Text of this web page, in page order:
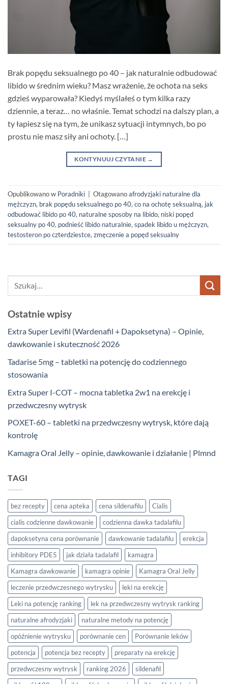
Brak popędu seksualnego po 40 – jak naturalnie odbudować
libido w średnim wieku? Masz wrażenie, że ochota na seks
gdzieś wyparowała? Kiedyś myślałeś o tym kilka razy
dziennie, a teraz… no właśnie. Temat schodzi na dalszy plan, a
ty łapiesz się na tym, że unikasz sytuacji intymnych, bo po
prostu nie masz siły ani ochoty. […]
KONTYNUUJ CZYTANIE →
Opublikowano w Poradniki Otagowanoafrodyzjaki naturalne dla
mężczyzn, brak popędu seksualnego po 40, co na ochotę seksualną, jak
odbudować libido po 40, naturalne sposoby na libido, niski popęd
seksualny po 40, podnieść libido naturalnie, spadek libido u mężczyzn,
testosteron po czterdziestce, zmęczenie a popęd seksualny
Ostatnie wpisy
Extra Super Levifil (Wardenafil + Dapoksetyna) – Opinie,
dawkowanie i skuteczność 2026
Tadarise 5mg – tabletki na potencję do codziennego
stosowania
Extra Super I-COT – mocna tabletka 2w1 na erekcję i
przedwczesny wytrysk
POXET-60 – tabletki na przedwczesny wytrysk, które dają
kontrolę
Kamagra Oral Jelly – opinie, dawkowanie i działanie | Plmnd
TAGI
bez recepty cena apteka cena sildenafilu
Cialis
cialis codzienne dawkowanie
codzienna dawka tadalafilu
dapoksetyna cena porównanie
dawkowanie tadalafilu
erekcja
inhibitory PDE5
jak działa tadalafil
kamagra
Kamagra dawkowanie
kamagra opinie
Kamagra Oral Jelly
leczenie przedwczesnego wytrysku
leki na erekcję
Leki na potencję ranking
lek na przedwczesny wytrysk ranking
naturalne afrodyzjaki
naturalne metody na potencję
opóźnienie wytrysku
porównanie cen
Porównanie leków
potencja
potencja bez recepty
preparaty na erekcję
przedwczesny wytrysk
ranking 2026
sildenafil